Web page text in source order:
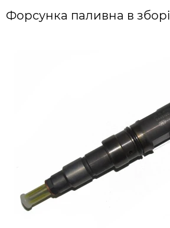
Форсунка паливна в зборі